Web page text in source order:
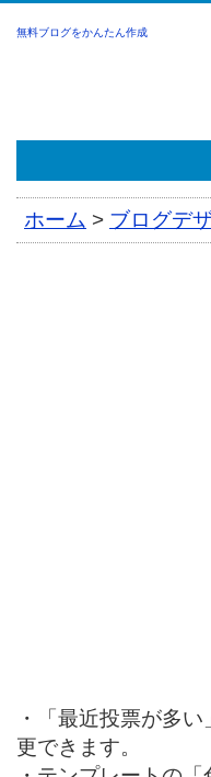
無料ブログをかんたん作成
ホーム > ブログデ
・「最近投票が多
更できます。